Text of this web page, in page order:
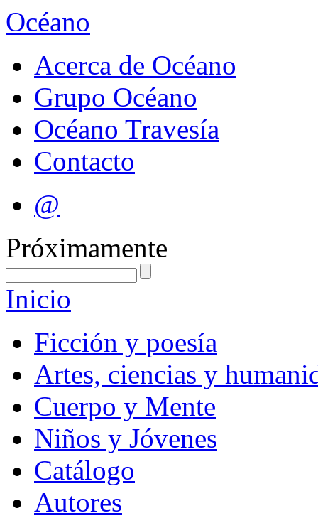
Océano
Acerca de Océano
Grupo Océano
Océano Travesía
Contacto
@
Próximamente
Inicio
Ficción y poesía
Artes, ciencias y
Cuerpo y Mente
Niños y Jóvenes
Catálogo
Autores